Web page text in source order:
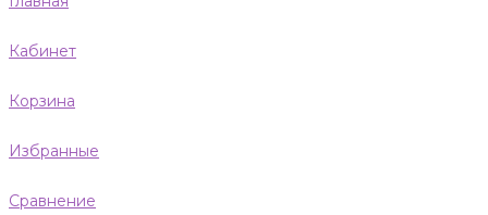
Кабинет
Корзина
Избранные
Сравнение